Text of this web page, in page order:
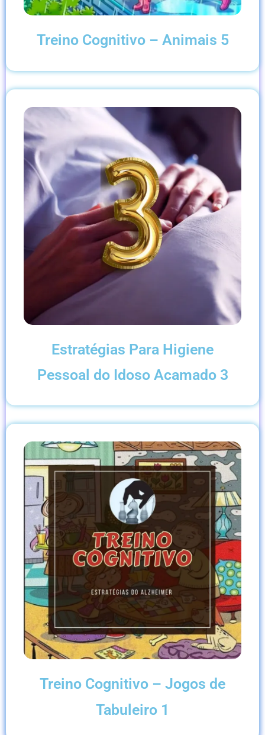
Treino Cognitivo – Animais 5
Estratégias Para Higiene
Pessoal do Idoso Acamado 3
Treino Cognitivo – Jogos de
Tabuleiro 1